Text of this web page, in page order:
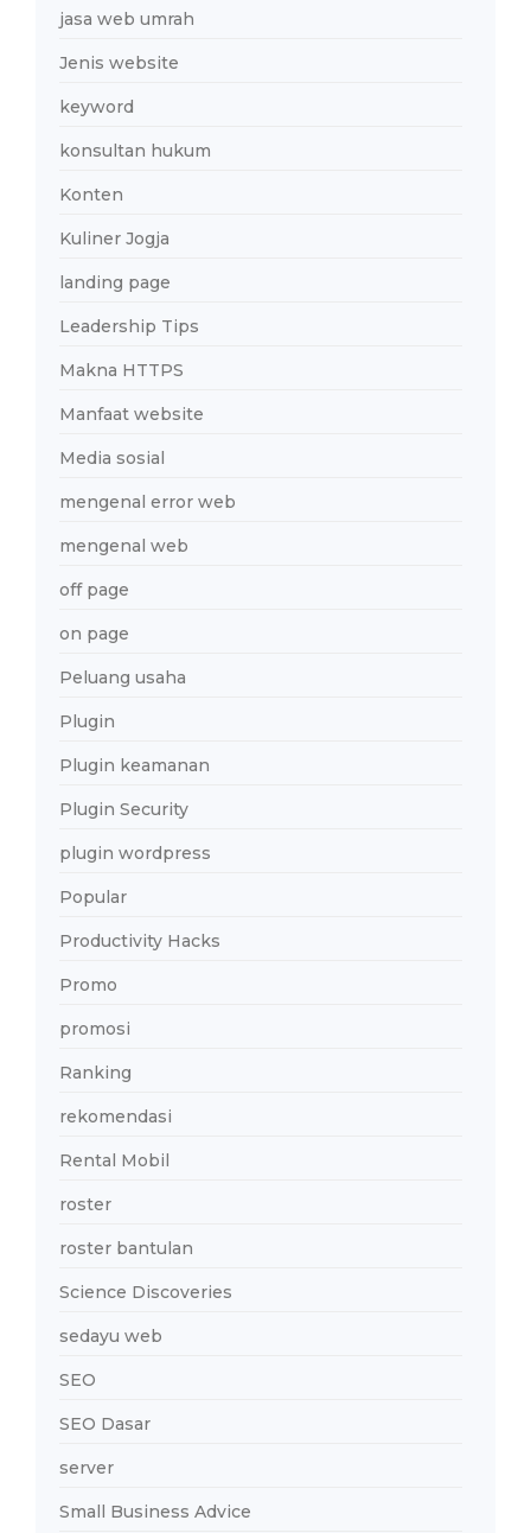
jasa web umrah
Jenis website
keyword
konsultan hukum
Konten
Kuliner Jogja
landing page
Leadership Tips
Makna HTTPS
Manfaat website
Media sosial
mengenal error web
mengenal web
off page
on page
Peluang usaha
Plugin
Plugin keamanan
Plugin Security
plugin wordpress
Popular
Productivity Hacks
Promo
promosi
Ranking
rekomendasi
Rental Mobil
roster
roster bantulan
Science Discoveries
sedayu web
SEO
SEO Dasar
server
Small Business Advice